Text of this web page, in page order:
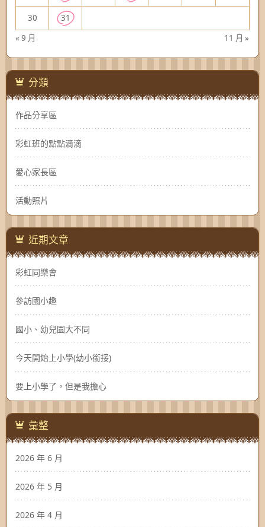
« 9 月 11 月 »
30 31
分類
作品分享區
彩虹班的點點滴滴
愛心家長區
活動照片
近期文章
彩虹同樂會
參訪國小趣
國小、幼兒園大不同
今天開始上小學(幼小銜接)
要上小學了，但是我擔心
彙整
2026 年 6 月
2026 年 5 月
2026 年 4 月